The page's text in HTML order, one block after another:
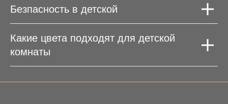
Безпасность в детской
Какие цвета подходят для детской
комнаты